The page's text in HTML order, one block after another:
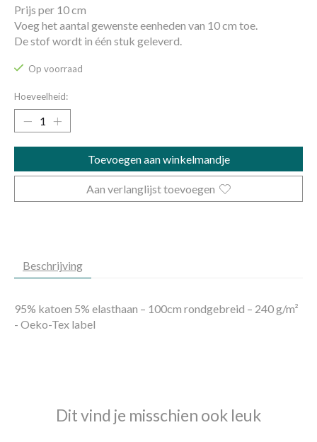
Prijs per 10 cm
Voeg het aantal gewenste eenheden van 10 cm toe.
De stof wordt in één stuk geleverd.
Op voorraad
Hoeveelheid:
Toevoegen aan winkelmandje
Aan verlanglijst toevoegen
Beschrijving
95% katoen 5% elasthaan – 100cm rondgebreid – 240 g/m²
- Oeko-Tex label
Dit vind je misschien ook leuk